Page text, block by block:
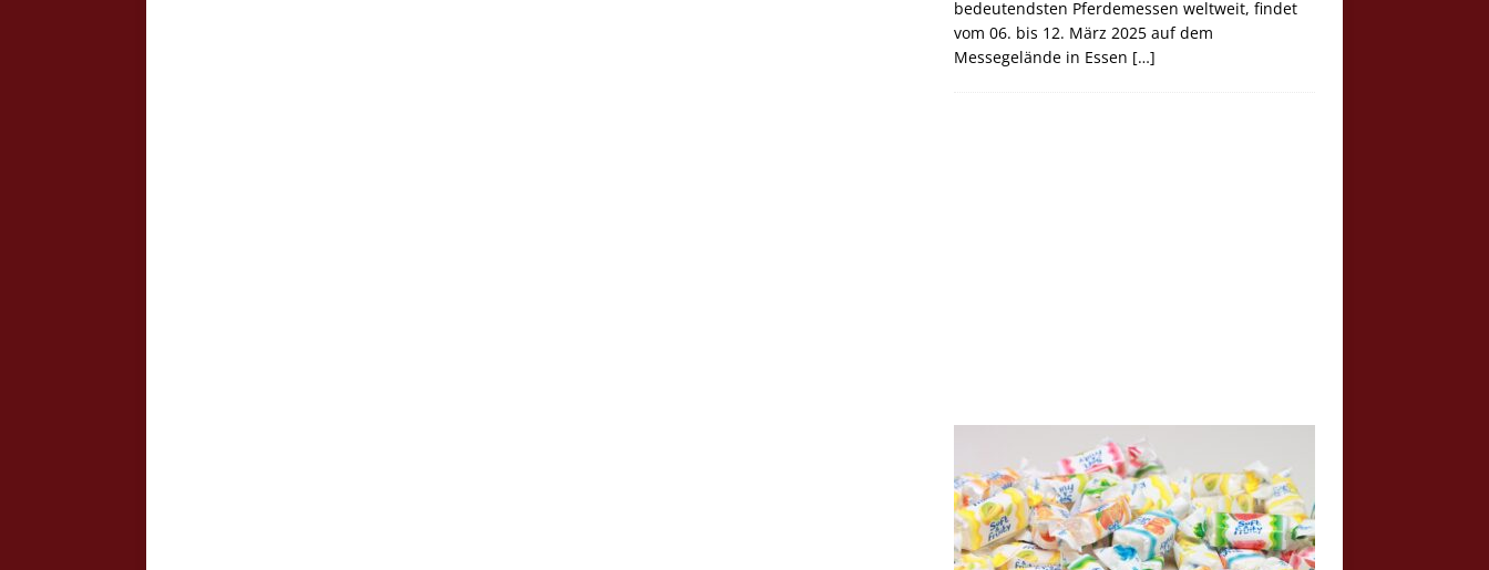
bedeutendsten Pferdemessen weltweit, findet
vom 06. bis 12. März 2025 auf dem
Messegelände in Essen […]